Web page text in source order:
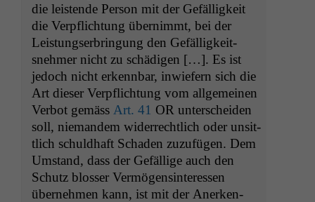
die leis­tende Per­son mit der Gefäl­ligkeit
die Verpflich­tung übern­immt, bei der
Leis­tungser­bringung den Gefäl­ligkeit­
snehmer nicht zu schädi­gen […]. Es ist
jedoch nicht erkennbar, inwiefern sich die
Art dieser Verpflich­tung vom all­ge­meinen
Ver­bot gemäss Art. 41 OR unter­schei­den
soll, nie­man­dem wider­rechtlich oder unsit­
tlich schuld­haft Schaden zuzufü­gen. Dem
Umstand, dass der Gefäl­lige auch den
Schutz bloss­er Ver­mö­gensin­ter­essen
übernehmen kann, ist mit der Anerken­